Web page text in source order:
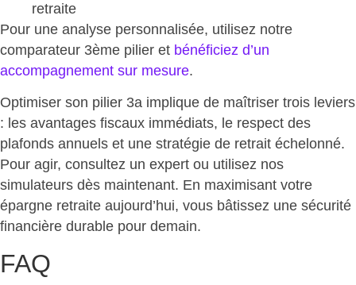
retraite
Pour une analyse personnalisée, utilisez notre
comparateur 3ème pilier et bénéficiez d’un
accompagnement sur mesure.
Optimiser son pilier 3a implique de maîtriser trois leviers
: les avantages fiscaux immédiats, le respect des
plafonds annuels et une stratégie de retrait échelonné.
Pour agir, consultez un expert ou utilisez nos
simulateurs dès maintenant. En maximisant votre
épargne retraite aujourd’hui, vous bâtissez une sécurité
financière durable pour demain.
FAQ